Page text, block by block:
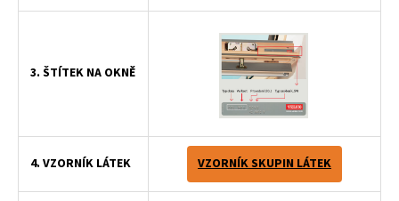
3. ŠTÍTEK NA OKNĚ
4. VZORNÍK LÁTEK VZORNÍK SKUPIN LÁTEK